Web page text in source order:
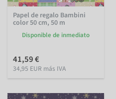
Papel de regalo Bambini
color 50 cm, 50 m
Disponible de inmediato
41,59 €
34,95 EUR más IVA